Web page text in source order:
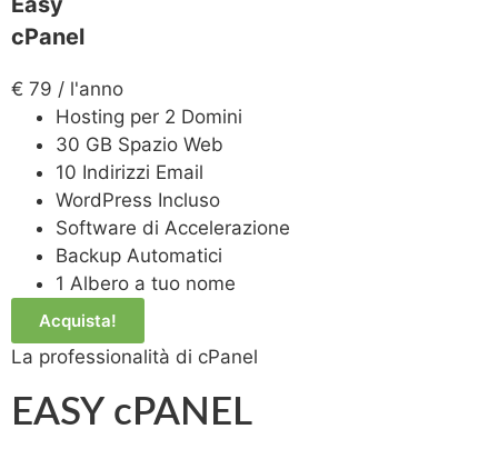
cPanel
€ 79 / l'anno
Hosting per 2 Domini
30 GB Spazio Web
10 Indirizzi Email
WordPress Incluso
Software di Accelerazione
Backup Automatici
1 Albero a tuo nome
Acquista!
La professionalità di cPanel
EASY cPANEL